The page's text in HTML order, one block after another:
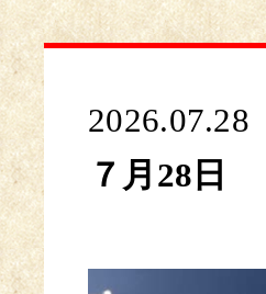
2026.07.28
７月28日